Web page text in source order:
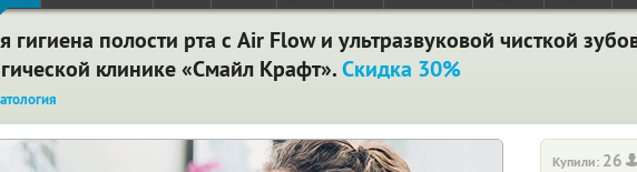
гигиена полости рта с Air Flow и ультразвуковой чисткой
клинике «Смайл Крафт».Скидка 30%
Купили: 26